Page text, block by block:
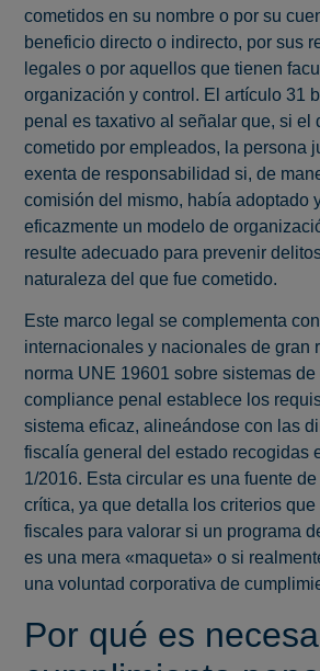
cometidos en su nombre o por su
beneficio directo o indirecto, por sus
legales o por aquellos que tienen
organización y control. El artículo 31
penal es taxativo al señalar que, si el
cometido por empleados, la persona
exenta de responsabilidad si, de
comisión del mismo, había adoptado
eficazmente un modelo de
resulte adecuado para prevenir
naturaleza del que fue cometido.
Este marco legal se complementa
internacionales y nacionales de gran
norma UNE 19601 sobre sistemas de
compliance penal establece los
sistema eficaz, alineándose con las
fiscalía general del estado recogidas
1/2016. Esta circular es una fuente
crítica, ya que detalla los criterios
fiscales para valorar si un programa
es una mera «maqueta» o si
una voluntad corporativa de
Por qué es